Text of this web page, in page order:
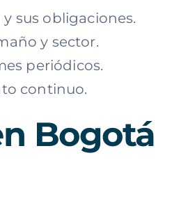
sus obligaciones.
y sector.
periódicos.
continuo.
Bogotá